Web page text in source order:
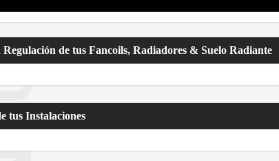
de tus Fancoils, Radiadores & Suelo Radiante
tus Instalaciones